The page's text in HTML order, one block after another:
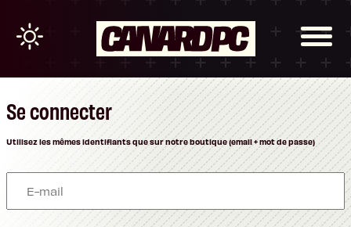
Se connecter
Utilisez les mêmes identifiants que sur notre boutique (email + mot de passe)